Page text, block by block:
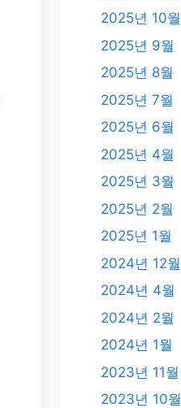
2025년 10월
2025년 9월
2025년 8월
2025년 7월
2025년 6월
2025년 4월
2025년 3월
2025년 2월
2025년 1월
2024년 12월
2024년 4월
2024년 2월
2024년 1월
2023년 11월
2023년 10월